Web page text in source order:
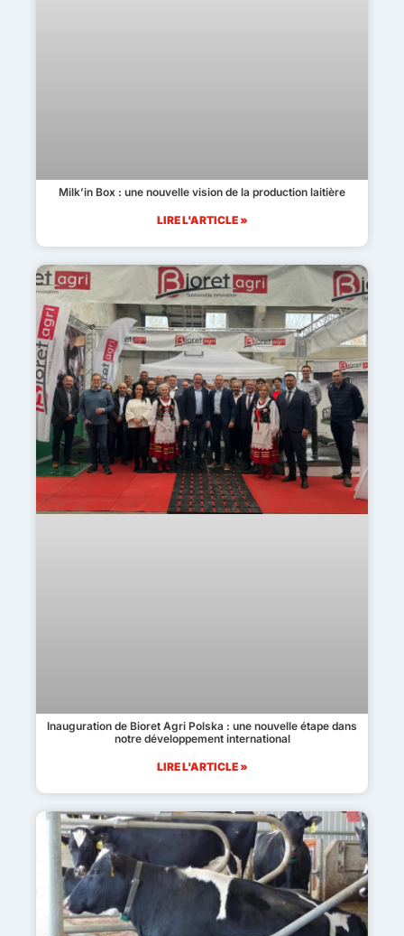
Milk’in Box : une nouvelle vision de la production laitière
LIRE L'ARTICLE »
Inauguration de Bioret Agri Polska : une nouvelle étape dans
notre développement international
LIRE L'ARTICLE »